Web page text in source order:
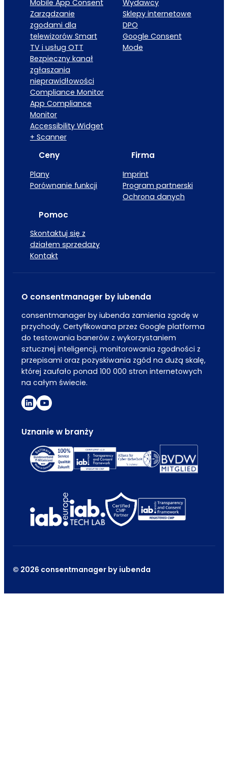
Mobile App Consent
Zarządzanie
zgodami dla
telewizorów Smart
TV i usług OTT
Bezpieczny kanał
zgłaszania
nieprawidłowości
Compliance Monitor
App Compliance
Monitor
Accessibility Widget
+ Scanner
Wydawcy
Sklepy internetowe
DPO
Google Consent
Mode
Ceny
Plany
Porównanie funkcji
Firma
Imprint
Program partnerski
Ochrona danych
Pomoc
Skontaktuj się z
działem sprzedaży
Kontakt
O consentmanager by iubenda
consentmanager by iubenda zamienia zgodę w
przychody. Certyfikowana przez Google platforma
do testowania banerów z wykorzystaniem
sztucznej inteligencji, monitorowania zgodności z
przepisami oraz pozyskiwania zgód na dużą skalę,
której zaufało ponad 100 000 stron internetowych
na całym świecie.
Uznanie w branży
© 2026 consentmanager by iubenda